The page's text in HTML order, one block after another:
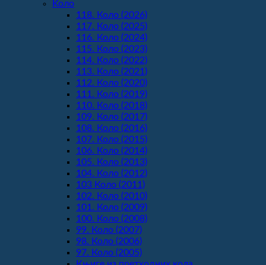
Koло
118. Коло (2026)
117. Коло (2025)
116. Коло (2024)
115. Коло (2023)
114. Коло (2022)
113. Коло (2021)
112. Коло (2020)
111. Коло (2019)
110. Коло (2018)
109. Коло (2017)
108. Коло (2016)
107. Коло (2015)
106. Коло (2014)
105. Коло (2013)
104. Коло (2012)
103 Коло (2011)
102. Коло (2010)
101. Коло (2009)
100. Коло (2008)
99. Коло (2007)
98. Коло (2006)
97. Коло (2005)